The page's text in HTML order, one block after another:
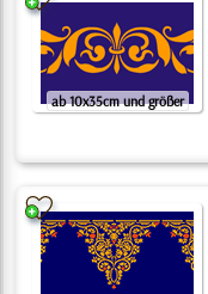
ab 10x35cm und größer